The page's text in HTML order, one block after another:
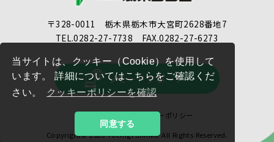
当サイトは、クッキー（Cookie）を使用して
います。 詳細についてはこちらをご確認くだ
さい。
クッキーポリシーを確認
同意する
〒328-0011 栃木県栃木市大宮町2628番地7
TEL.0282-27-7738 FAX.0282-27-6273
クッキーポリシー
Copyright© 2026 Tochigi Shinko All Rights Reserved.